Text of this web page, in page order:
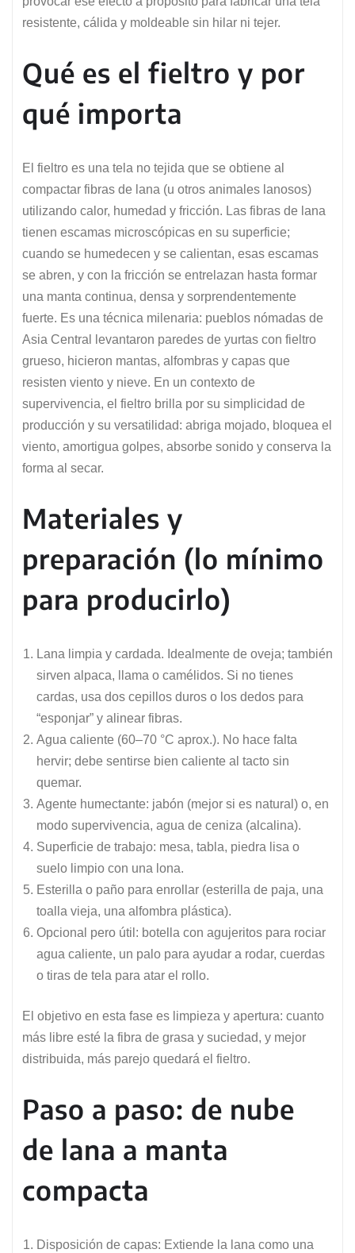
resistente, cálida y moldeable sin hilar ni tejer.
Qué es el fieltro y por
qué importa
El fieltro es una tela no tejida que se obtiene al
compactar fibras de lana (u otros animales lanosos)
utilizando calor, humedad y fricción. Las fibras de lana
tienen escamas microscópicas en su superficie;
cuando se humedecen y se calientan, esas escamas
se abren, y con la fricción se entrelazan hasta formar
una manta continua, densa y sorprendentemente
fuerte. Es una técnica milenaria: pueblos nómadas de
Asia Central levantaron paredes de yurtas con fieltro
grueso, hicieron mantas, alfombras y capas que
resisten viento y nieve. En un contexto de
supervivencia, el fieltro brilla por su simplicidad de
producción y su versatilidad: abriga mojado, bloquea el
viento, amortigua golpes, absorbe sonido y conserva la
forma al secar.
Materiales y
preparación (lo mínimo
para producirlo)
Lana limpia y cardada. Idealmente de oveja; también
sirven alpaca, llama o camélidos. Si no tienes
cardas, usa dos cepillos duros o los dedos para
“esponjar” y alinear fibras.
Agua caliente (60–70 °C aprox.). No hace falta
hervir; debe sentirse bien caliente al tacto sin
quemar.
Agente humectante: jabón (mejor si es natural) o, en
modo supervivencia, agua de ceniza (alcalina).
Superficie de trabajo: mesa, tabla, piedra lisa o
suelo limpio con una lona.
Esterilla o paño para enrollar (esterilla de paja, una
toalla vieja, una alfombra plástica).
Opcional pero útil: botella con agujeritos para rociar
agua caliente, un palo para ayudar a rodar, cuerdas
o tiras de tela para atar el rollo.
El objetivo en esta fase es limpieza y apertura: cuanto
más libre esté la fibra de grasa y suciedad, y mejor
distribuida, más parejo quedará el fieltro.
Paso a paso: de nube
de lana a manta
compacta
Disposición de capas: Extiende la lana como una